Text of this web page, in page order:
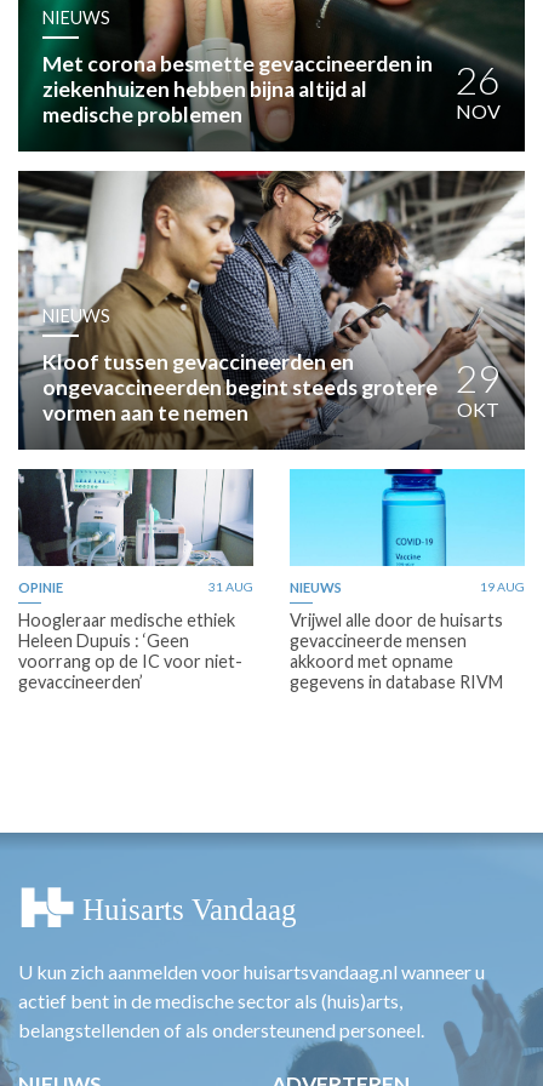
PRAKTIJKZAKEN
TARIEVEN
VPHUISARTSEN
MEDISCHE VAKHANDEL
INLOGGEN
REGISTRATIE
NIEUWS
Met corona besmette gevaccineerden in
ziekenhuizen hebben bijna altijd al
medische problemen
26
NOV
NIEUWS
Kloof tussen gevaccineerden en
ongevaccineerden begint steeds grotere
vormen aan te nemen
29
OKT
OPINIE 31 AUG
Hoogleraar medische ethiek
Heleen Dupuis : ‘Geen
voorrang op de IC voor niet-
gevaccineerden’
NIEUWS 19 AUG
Vrijwel alle door de huisarts
gevaccineerde mensen
akkoord met opname
gegevens in database RIVM
U kun zich aanmelden voor huisartsvandaag.nl wanneer u
actief bent in de medische sector als (huis)arts,
belangstellenden of als ondersteunend personeel.